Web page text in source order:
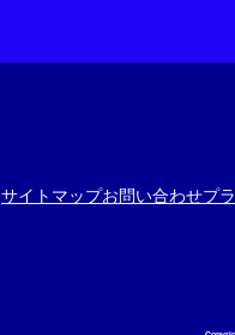
サイトマップお問い合わせプ